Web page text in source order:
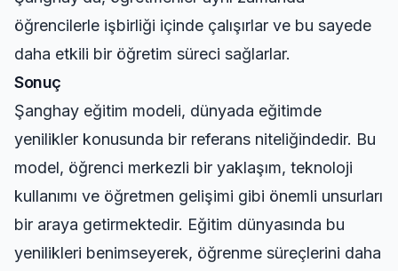
öğrencilerle işbirliği içinde çalışırlar ve bu sayede
daha etkili bir öğretim süreci sağlarlar.
Sonuç
Şanghay eğitim modeli, dünyada eğitimde
yenilikler konusunda bir referans niteliğindedir. Bu
model, öğrenci merkezli bir yaklaşım, teknoloji
kullanımı ve öğretmen gelişimi gibi önemli unsurları
bir araya getirmektedir. Eğitim dünyasında bu
yenilikleri benimseyerek, öğrenme süreçlerini daha